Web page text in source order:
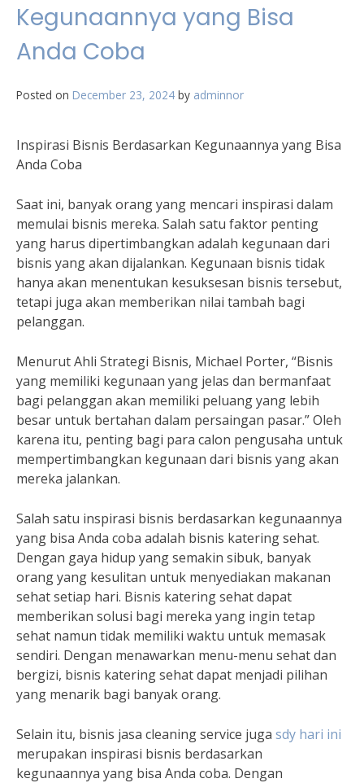
Kegunaannya yang Bisa
Anda Coba
Posted on December 23, 2024 by adminnor
Inspirasi Bisnis Berdasarkan Kegunaannya yang Bisa
Anda Coba
Saat ini, banyak orang yang mencari inspirasi dalam
memulai bisnis mereka. Salah satu faktor penting
yang harus dipertimbangkan adalah kegunaan dari
bisnis yang akan dijalankan. Kegunaan bisnis tidak
hanya akan menentukan kesuksesan bisnis tersebut,
tetapi juga akan memberikan nilai tambah bagi
pelanggan.
Menurut Ahli Strategi Bisnis, Michael Porter, “Bisnis
yang memiliki kegunaan yang jelas dan bermanfaat
bagi pelanggan akan memiliki peluang yang lebih
besar untuk bertahan dalam persaingan pasar.” Oleh
karena itu, penting bagi para calon pengusaha untuk
mempertimbangkan kegunaan dari bisnis yang akan
mereka jalankan.
Salah satu inspirasi bisnis berdasarkan kegunaannya
yang bisa Anda coba adalah bisnis katering sehat.
Dengan gaya hidup yang semakin sibuk, banyak
orang yang kesulitan untuk menyediakan makanan
sehat setiap hari. Bisnis katering sehat dapat
memberikan solusi bagi mereka yang ingin tetap
sehat namun tidak memiliki waktu untuk memasak
sendiri. Dengan menawarkan menu-menu sehat dan
bergizi, bisnis katering sehat dapat menjadi pilihan
yang menarik bagi banyak orang.
Selain itu, bisnis jasa cleaning service juga sdy hari ini
merupakan inspirasi bisnis berdasarkan
kegunaannya yang bisa Anda coba. Dengan